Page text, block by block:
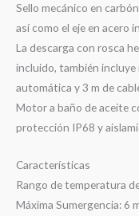
Sello mecánico en
así como el eje en acero
La descarga con rosca
incluido, también
automática y 3 m de
Motor a baño de aceite
protección IP68 y
Características
Rango de temperatura
Máxima Sumergencia: 6